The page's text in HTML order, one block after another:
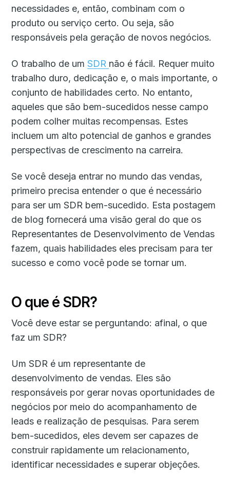
necessidades e, então, combinam com o
produto ou serviço certo. Ou seja, são
responsáveis pela geração de novos negócios.
O trabalho de umSDR não é fácil. Requer muito
trabalho duro, dedicação e, o mais importante, o
conjunto de habilidades certo. No entanto,
aqueles que são bem-sucedidos nesse campo
podem colher muitas recompensas. Estes
incluem um alto potencial de ganhos e grandes
perspectivas de crescimento na carreira.
Se você deseja entrar no mundo das vendas,
primeiro precisa entender o que é necessário
para ser um SDR bem-sucedido. Esta postagem
de blog fornecerá uma visão geral do que os
Representantes de Desenvolvimento de Vendas
fazem, quais habilidades eles precisam para ter
sucesso e como você pode se tornar um.
O que é SDR?
Você deve estar se perguntando: afinal, o que
faz um SDR?
Um SDR é um representante de
desenvolvimento de vendas. Eles são
responsáveis por gerar novas oportunidades de
negócios por meio do acompanhamento de
leads e realização de pesquisas. Para serem
bem-sucedidos, eles devem ser capazes de
construir rapidamente um relacionamento,
identificar necessidades e superar objeções.